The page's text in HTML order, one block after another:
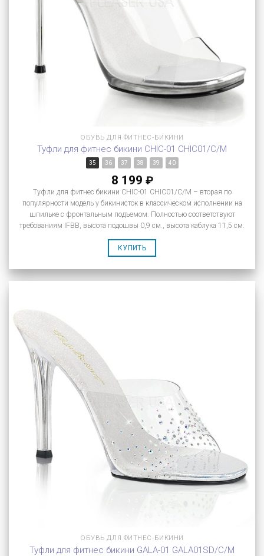
ОБУВЬ ДЛЯ ФИТНЕС-БИКИНИ
Туфли для фитнес бикини CHIC-01 CHIC01/C/M
35 36 37 38 39 40
8 199 ₽
Туфли для фитнес бикини CHIC-01 CHIC01/C/M – вторая по
популярности модель у бикинисток в классическом исполнении на
шпильке с фронтальным подъемом. Полностью соответствуют
требованиям IFBB, высота подошвы 0,9 см., высота каблука 11,5 см.
КУПИТЬ
ОБУВЬ ДЛЯ ФИТНЕС-БИКИНИ
Туфли для фитнес бикини GALA-01 GALA01SD/C/M